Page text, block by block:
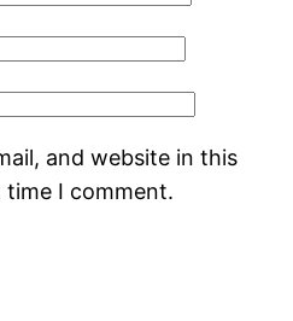
and website in this
I comment.